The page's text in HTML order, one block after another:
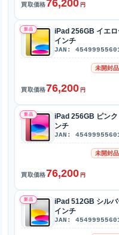
買取価格76,200 円
新品
iPad 256GB イエ
インチ
JAN:
未開封
買取価格76,200 円
新品
iPad 256GB ピン
ンチ
JAN:
未開封
買取価格76,200 円
新品
iPad 512GB シル
インチ
JAN: